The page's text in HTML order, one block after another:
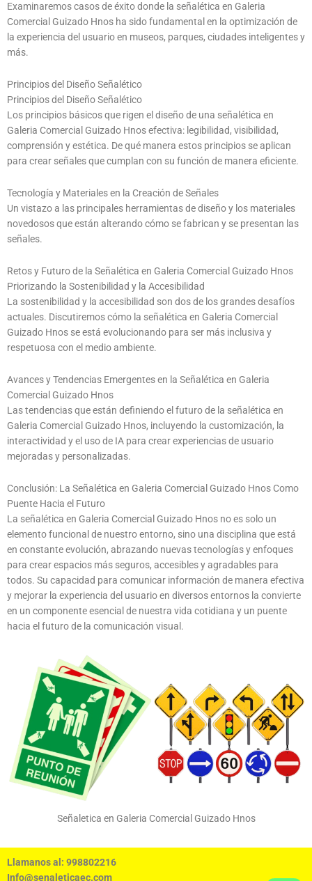
Examinaremos casos de éxito donde la señalética en Galeria
Comercial Guizado Hnos ha sido fundamental en la optimización de
la experiencia del usuario en museos, parques, ciudades inteligentes y
más.
Principios del Diseño Señalético
Principios del Diseño Señalético
Los principios básicos que rigen el diseño de una señalética en
Galeria Comercial Guizado Hnos efectiva: legibilidad, visibilidad,
comprensión y estética. De qué manera estos principios se aplican
para crear señales que cumplan con su función de manera eficiente.
Tecnología y Materiales en la Creación de Señales
Un vistazo a las principales herramientas de diseño y los materiales
novedosos que están alterando cómo se fabrican y se presentan las
señales.
Retos y Futuro de la Señalética en Galeria Comercial Guizado Hnos
Priorizando la Sostenibilidad y la Accesibilidad
La sostenibilidad y la accesibilidad son dos de los grandes desafíos
actuales. Discutiremos cómo la señalética en Galeria Comercial
Guizado Hnos se está evolucionando para ser más inclusiva y
respetuosa con el medio ambiente.
Avances y Tendencias Emergentes en la Señalética en Galeria
Comercial Guizado Hnos
Las tendencias que están definiendo el futuro de la señalética en
Galeria Comercial Guizado Hnos, incluyendo la customización, la
interactividad y el uso de IA para crear experiencias de usuario
mejoradas y personalizadas.
Conclusión: La Señalética en Galeria Comercial Guizado Hnos Como
Puente Hacia el Futuro
La señalética en Galeria Comercial Guizado Hnos no es solo un
elemento funcional de nuestro entorno, sino una disciplina que está
en constante evolución, abrazando nuevas tecnologías y enfoques
para crear espacios más seguros, accesibles y agradables para
todos. Su capacidad para comunicar información de manera efectiva
y mejorar la experiencia del usuario en diversos entornos la convierte
en un componente esencial de nuestra vida cotidiana y un puente
hacia el futuro de la comunicación visual.
Señaletica en Galeria Comercial Guizado Hnos
Llamanos al: 998802216
Info@senaleticaec.com